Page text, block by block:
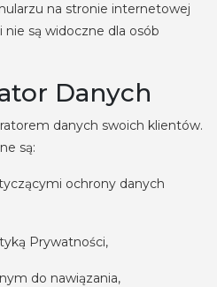
na stronie internetowej
są widoczne dla osób
Danych
danych swoich klientów.
są:
ochrony danych
Prywatności,
do nawiązania,